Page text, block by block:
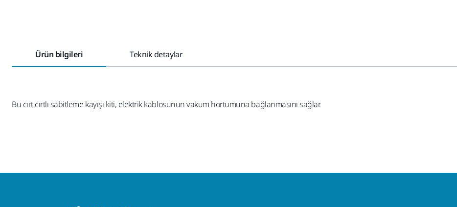
Ürün bilgileri Teknik detaylar
Bu cırt cırtlı sabitleme kayışı kiti, elektrik kablosunun vakum hortumuna bağlanmasını sağlar.